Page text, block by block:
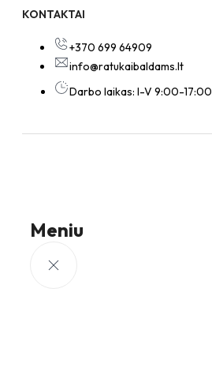
KONTAKTAI
+370 699 64909
info@ratukaibaldams.lt
Darbo laikas: I-V 9:00-17:00
Meniu